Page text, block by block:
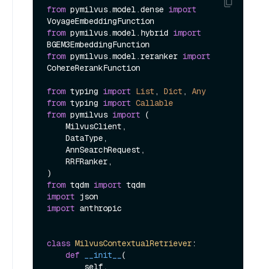
from pymilvus.model.dense import
from pymilvus.model.hybrid import
from pymilvus.model.reranker import
CohereRerankFunction
from typing import List , Dict , Any
from typing import Callable
from pymilvus import (
from tqdm import
import
import anthropic
class MilvusContextualRetriever:
def
__init__ (